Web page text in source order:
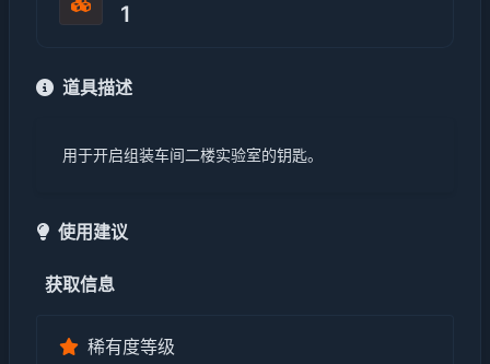
1
道具描述
用于开启组装车间二楼实验室的钥匙。
使用建议
获取信息
稀有度等级